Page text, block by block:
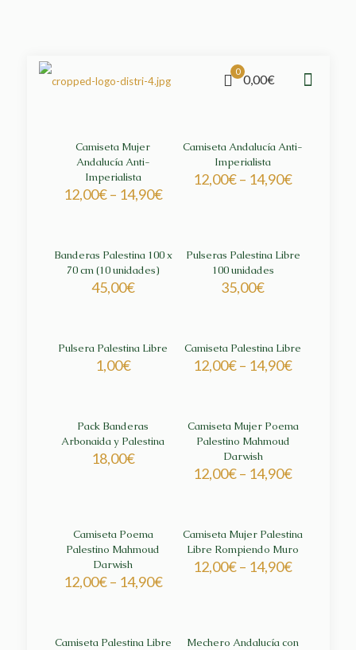
0
0,00€
Camiseta Mujer
Andalucía Anti-
Imperialista
12,00€– 14,90€
Camiseta Andalucía Anti-
Imperialista
12,00€– 14,90€
Banderas Palestina 100 x
70 cm (10 unidades)
45,00€
Pulseras Palestina Libre
100 unidades
35,00€
Pulsera Palestina Libre
1,00€
Camiseta Palestina Libre
12,00€– 14,90€
Pack Banderas
Arbonaida y Palestina
18,00€
Camiseta Mujer Poema
Palestino Mahmoud
Darwish
12,00€– 14,90€
Camiseta Poema
Palestino Mahmoud
Darwish
12,00€– 14,90€
Camiseta Mujer Palestina
Libre Rompiendo Muro
12,00€– 14,90€
Camiseta Palestina Libre
Mechero Andalucía con